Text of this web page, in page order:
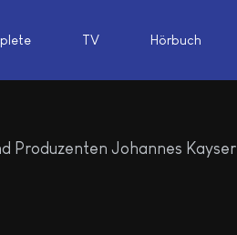
TV Hörbuch
Produzenten Johannes Kayser